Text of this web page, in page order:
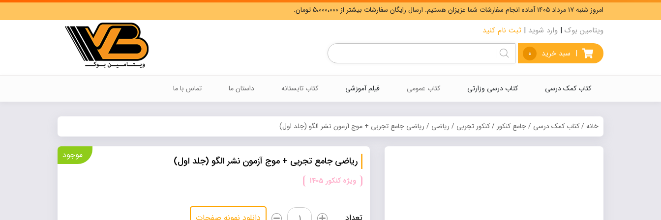
امروز شنبه ۱۷ مرداد ۱۴۰۵ آماده انجام سفارشات شما عزیزان هستیم. ارسال رایگان سفارشات بیشتر از 5،000،000 تومان.
ویتامین بوک | وارد شوید | ثبت نام کنید
| سبد خرید 0
Products
search
کتاب کمک درسی کتاب درسی وزارتی کتاب عمومی فیلم آموزشی کتاب تابستانه داستان ما تماس با ما
خانه/کتاب کمک درسی /جامع کنکور /کنکور تجربی / ریاضی / ریاضی جامع تجربی + موج آزمون نشر الگو (جلد اول)
ریاضی جامع تجربی + موج آزمون نشر الگو (جلد اول)
ویژه کنکور 1405
موجود
ریاضی